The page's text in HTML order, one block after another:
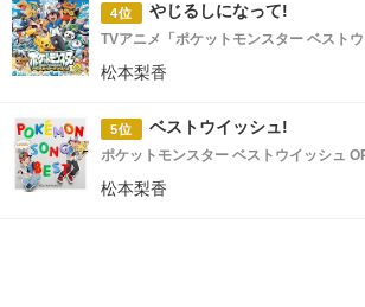
4位 やじるしになって!
松本梨香
5位 ベストウイッシュ!
松本梨香